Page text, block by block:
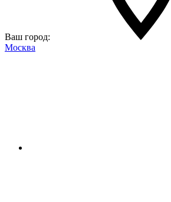
Ваш город:
Москва